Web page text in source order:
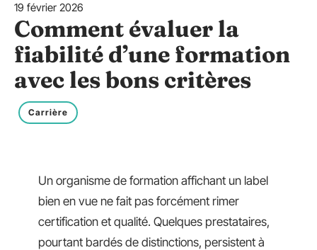
19 février 2026
Comment évaluer la
fiabilité d’une formation
avec les bons critères
Carrière
Un organisme de formation affichant un label
bien en vue ne fait pas forcément rimer
certification et qualité. Quelques prestataires,
pourtant bardés de distinctions, persistent à